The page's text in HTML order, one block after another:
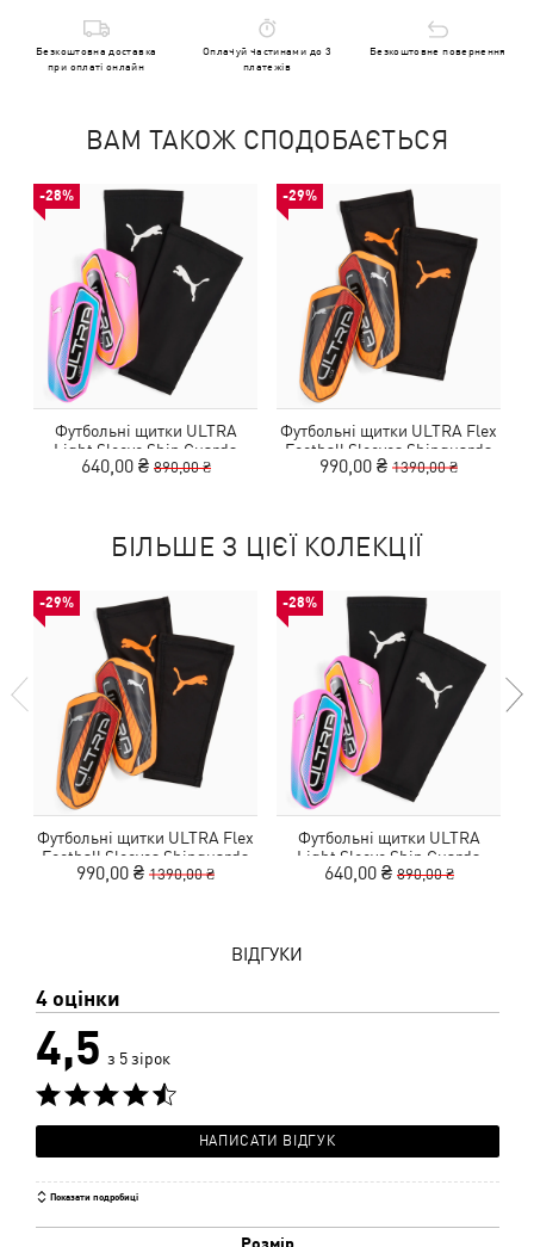
Безкоштовна доставка
при оплаті онлайн
Оплачуй частинами до 3
платежів
Безкоштовне повернення
ВАМ ТАКОЖ СПОДОБАЄТЬСЯ
-28%
Футбольні щитки ULTRA
Light Sleeve Shin Guards
Unisex
640,00 ₴ 890,00 ₴
-29%
Футбольні щитки ULTRA Flex
Football Sleeves Shinguards
990,00 ₴ 1390,00 ₴
БІЛЬШЕ З ЦІЄЇ КОЛЕКЦІЇ
-29%
Футбольні щитки ULTRA Flex
Football Sleeves Shinguards
990,00 ₴ 1390,00 ₴
-28%
Футбольні щитки ULTRA
Light Sleeve Shin Guards
Unisex
640,00 ₴ 890,00 ₴
ВІДГУКИ
4 оцінки
4,5 з 5 зірок
НАПИСАТИ ВІДГУК
Показати подробиці